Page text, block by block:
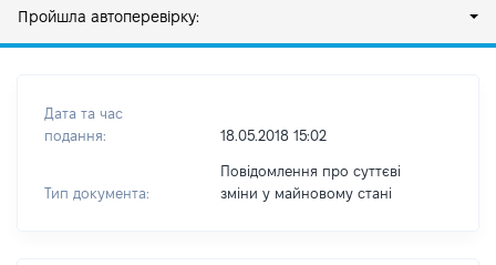
Пройшла автоперевірку:
Дата та час
подання:
18.05.2018 15:02
Тип документа:
Повідомлення про суттєві
зміни y майновому стані